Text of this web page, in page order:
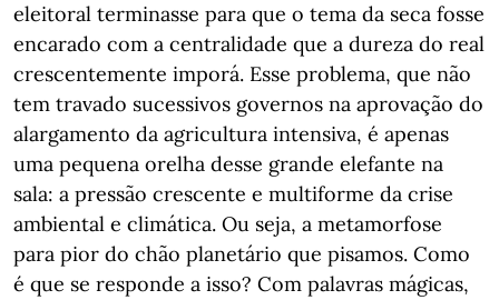
eleitoral terminasse para que o tema da seca fosse
encarado com a centralidade que a dureza do real
crescentemente imporá. Esse problema, que não
tem travado sucessivos governos na aprovação do
alargamento da agricultura intensiva, é apenas
uma pequena orelha desse grande elefante na
sala: a pressão crescente e multiforme da crise
ambiental e climática. Ou seja, a metamorfose
para pior do chão planetário que pisamos. Como
é que se responde a isso? Com palavras mágicas,